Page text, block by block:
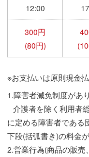
12:00
300円
(80円)
※お支払いは原則現金払
1.障害者減免制度があ
介護者を除く利用者
に定める障害者である
下段(括弧書き)の料金
2.営業行為(商品の販